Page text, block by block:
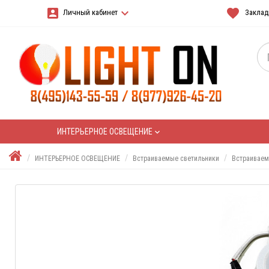
account_box Личный кабинетkeyboard_arrow_down favorite
ИНТЕРЬЕРНОЕ ОСВЕЩЕНИЕ keyboard_arrow_down
ИНТЕРЬЕРНОЕ ОСВЕЩЕНИЕ Встраиваемые светильники